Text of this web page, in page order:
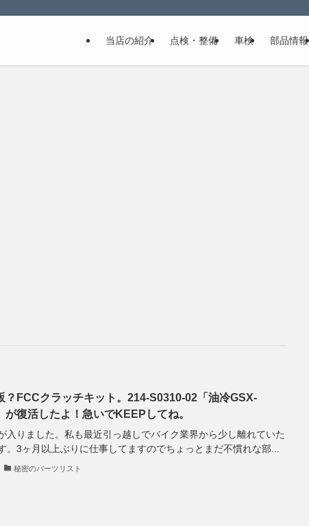
当店の紹介 点検・整備 車検 部品情報
？FCCクラッチキット。214-S0310-02「油冷GSX-
が復活したよ！急いでKEEPしてね。
入りました。私も最近引っ越しでバイク業界から少し離れていた
。3ヶ月以上ぶりに仕事してますのでちょっとまだ不慣れな部...
秘密のパーツリスト